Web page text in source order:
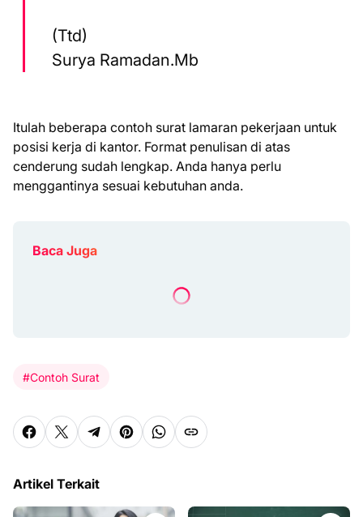
(Ttd)
Surya Ramadan.Mb
Itulah beberapa contoh surat lamaran pekerjaan untuk
posisi kerja di kantor. Format penulisan di atas
cenderung sudah lengkap. Anda hanya perlu
menggantinya sesuai kebutuhan anda.
Baca Juga
#Contoh Surat
Artikel Terkait